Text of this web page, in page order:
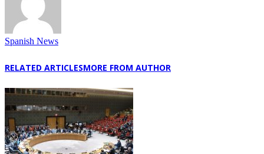
Spanish News
RELATED ARTICLESMORE FROM AUTHOR